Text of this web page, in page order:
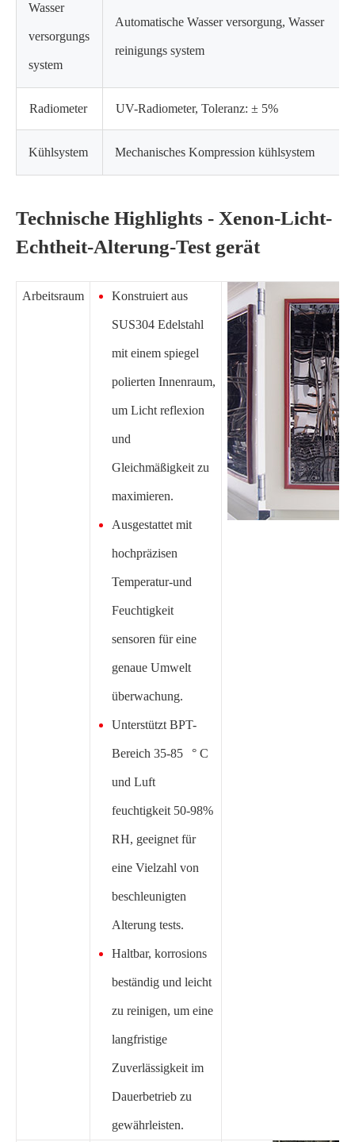
Wasser
versorgungs
system
Automatische Wasser versorgung, Wasser
reinigungs system
Radiometer UV-Radiometer, Toleranz: ± 5%
Kühlsystem Mechanisches Kompression kühlsystem
Technische Highlights - Xenon-Licht-
Echtheit-Alterung-Test gerät
Arbeitsraum Konstruiert aus
SUS304 Edelstahl
mit einem spiegel
polierten Innenraum,
um Licht reflexion
und
Gleichmäßigkeit zu
maximieren.
Ausgestattet mit
hochpräzisen
Temperatur-und
Feuchtigkeit
sensoren für eine
genaue Umwelt
überwachung.
Unterstützt BPT-
Bereich 35-85 ° C
und Luft
feuchtigkeit 50-98%
RH, geeignet für
eine Vielzahl von
beschleunigten
Alterung tests.
Haltbar, korrosions
beständig und leicht
zu reinigen, um eine
langfristige
Zuverlässigkeit im
Dauerbetrieb zu
gewährleisten.